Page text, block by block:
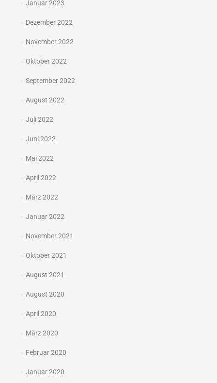
Januar 2023
Dezember 2022
November 2022
Oktober 2022
September 2022
August 2022
Juli 2022
Juni 2022
Mai 2022
April 2022
März 2022
Januar 2022
November 2021
Oktober 2021
August 2021
August 2020
April 2020
März 2020
Februar 2020
Januar 2020